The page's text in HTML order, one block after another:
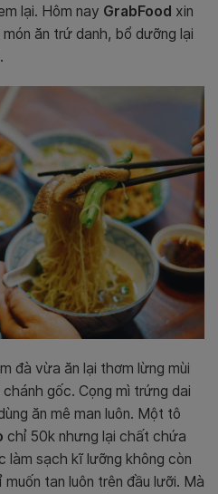
lại. Hôm nay GrabFood xin
ăn trứ danh, bổ dưỡng lại
.
đà vừa ăn lại thơm lừng mùi
gốc. Cọng mì trứng dai
ăn mê man luôn. Một tô
chỉ 50k nhưng lại chất chứa
làm sạch kĩ lưỡng không còn
muốn tan luôn trên đầu lưỡi. Mà